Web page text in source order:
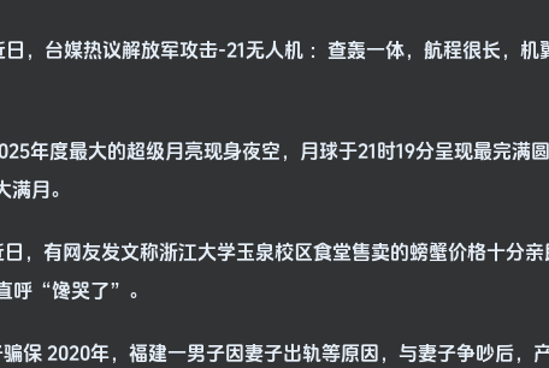
，台媒热议解放军攻击-21无人机 ：查轰一体，航程很长，机
年度最大的超级月亮现身夜空，月球于21时19分呈现最完满
月。
，有网友发文称浙江大学玉泉校区食堂售卖的螃蟹价格十分
呼“馋哭了”。
保 2020年，福建一男子因妻子出轨等原因，与妻子争吵后，